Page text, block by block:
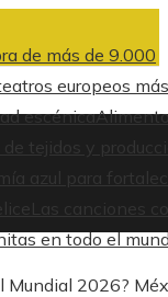
de más de 9.000
europeos más
escénica
tejidos y
azul para
Las canciones
en todo el
Mundial 2026?